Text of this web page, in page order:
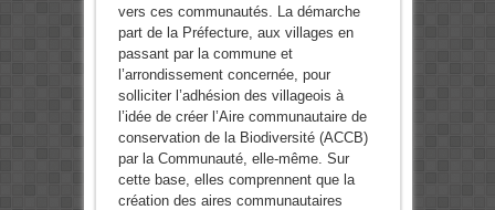
vers ces communautés. La démarche
part de la Préfecture, aux villages en
passant par la commune et
l’arrondissement concernée, pour
solliciter l’adhésion des villageois à
l’idée de créer l’Aire communautaire de
conservation de la Biodiversité (ACCB)
par la Communauté, elle-même. Sur
cette base, elles comprennent que la
création des aires communautaires